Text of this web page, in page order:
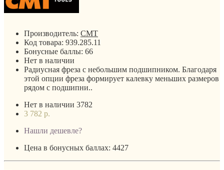
Производитель: CMT
Код товара: 939.285.11
Бонусные баллы: 66
Нет в наличии
Радиусная фреза с небольшим подшипником. Благодаря
этой опции фреза формирует калевку меньших размеров
рядом с подшипни..
Нет в наличии 3782
3 782 р.
Нашли дешевле?
Цена в бонусных баллах: 4427